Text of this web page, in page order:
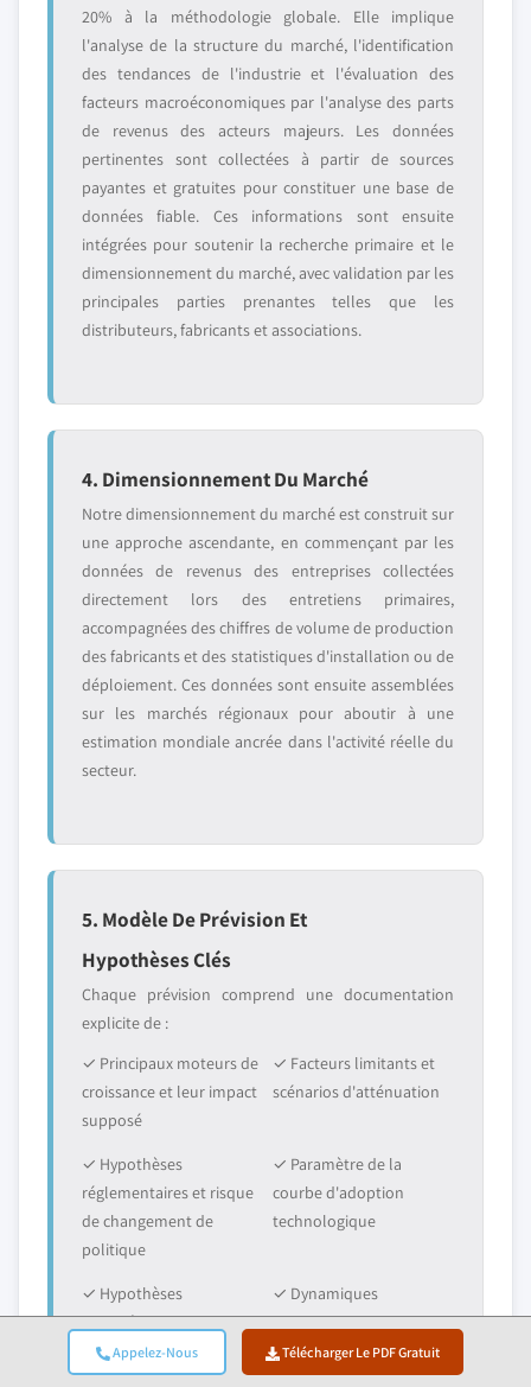
Appelez-Nous Télécharger Le PDF Gratuit
20% à la méthodologie globale. Elle implique
l'analyse de la structure du marché, l'identification
des tendances de l'industrie et l'évaluation des
facteurs macroéconomiques par l'analyse des parts
de revenus des acteurs majeurs. Les données
pertinentes sont collectées à partir de sources
payantes et gratuites pour constituer une base de
données fiable. Ces informations sont ensuite
intégrées pour soutenir la recherche primaire et le
dimensionnement du marché, avec validation par les
principales parties prenantes telles que les
distributeurs, fabricants et associations.
4. Dimensionnement Du Marché
Notre dimensionnement du marché est construit sur
une approche ascendante, en commençant par les
données de revenus des entreprises collectées
directement lors des entretiens primaires,
accompagnées des chiffres de volume de production
des fabricants et des statistiques d'installation ou de
déploiement. Ces données sont ensuite assemblées
sur les marchés régionaux pour aboutir à une
estimation mondiale ancrée dans l'activité réelle du
secteur.
5. Modèle De Prévision Et
Hypothèses Clés
Chaque prévision comprend une documentation
explicite de :
✓ Principaux moteurs de
croissance et leur impact
supposé
✓ Facteurs limitants et
scénarios d'atténuation
✓ Hypothèses
réglementaires et risque
de changement de
politique
✓ Paramètre de la
courbe d'adoption
technologique
✓ Hypothèses
macroéconomiques
(croissance du PIB,
inflation, monnaie)
✓ Dynamiques
concurrentielles et
anticipations
d'entrée/sortie du